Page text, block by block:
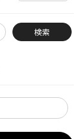
検索